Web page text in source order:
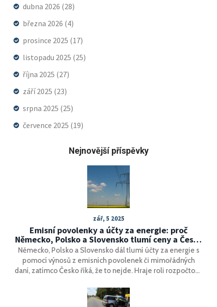
dubna 2026 (28)
března 2026 (4)
prosince 2025 (17)
listopadu 2025 (25)
října 2025 (27)
září 2025 (23)
srpna 2025 (25)
července 2025 (19)
Nejnovější příspěvky
zář, 5 2025
Emisní povolenky a účty za energie: proč
Německo, Polsko a Slovensko tlumí ceny a Česko
váhá
Německo, Polsko a Slovensko dál tlumí účty za energie s
pomocí výnosů z emisních povolenek či mimořádných
daní, zatímco Česko říká, že to nejde. Hraje roli rozpočtová
povolenek. Přinášíme přehled, co sousedé dělají a jaké
má Česko možnosti v roce 2024 a 2025.